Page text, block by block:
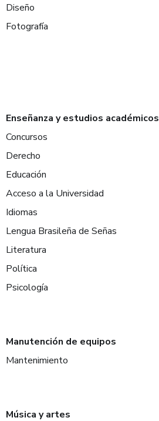
Diseño
Fotografía
Enseñanza y estudios académicos
Concursos
Derecho
Educación
Acceso a la Universidad
Idiomas
Lengua Brasileña de Señas
Literatura
Política
Psicología
Manutención de equipos
Mantenimiento
Música y artes